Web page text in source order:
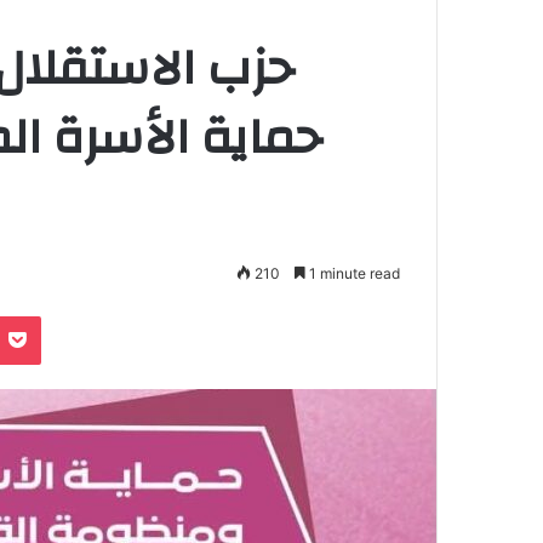
حزب
حماية الأسرة
210 1 minute read